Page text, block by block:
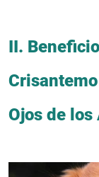
II.
Ojos de